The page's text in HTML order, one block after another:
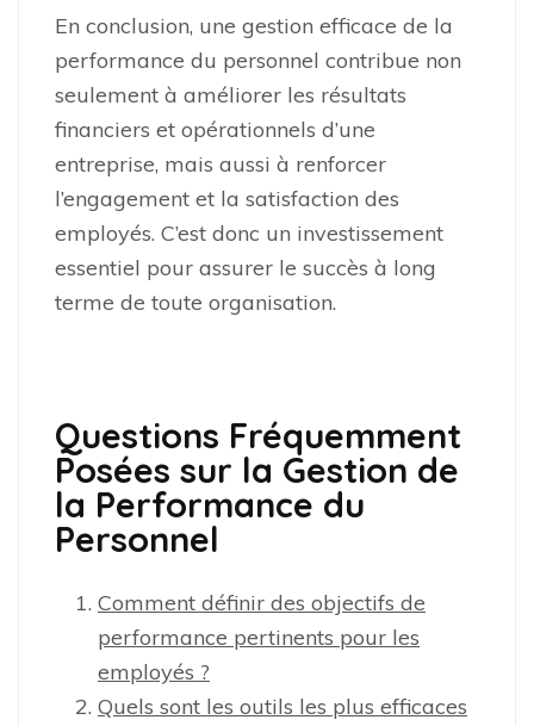
En conclusion, une gestion efficace de la
performance du personnel contribue non
seulement à améliorer les résultats
financiers et opérationnels d’une
entreprise, mais aussi à renforcer
l’engagement et la satisfaction des
employés. C’est donc un investissement
essentiel pour assurer le succès à long
terme de toute organisation.
Questions Fréquemment
Posées sur la Gestion de
la Performance du
Personnel
Comment définir des objectifs de
performance pertinents pour les
employés ?
Quels sont les outils les plus efficaces